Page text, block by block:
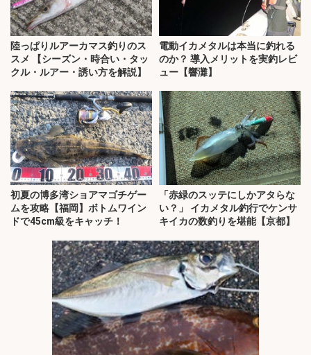
陸っぱりルアーカマス釣りのス
スメ 【シーズン・時合い・タッ
クル・ルアー・誘い方を解説】
電動イカメタルは本当に釣れる
のか？ 導入メリットを実釣レビ
ュー【響灘】
初夏の博多湾ショアマゴチゲー
ムを攻略【福岡】ボトムワイン
ドで45cm級をキャッチ！
「赤緑のスッテにしかアタらな
い？」 イカメタル釣行でケンサ
キイカの数釣りを堪能【京都】